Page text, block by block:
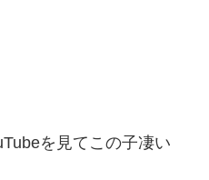
を見てこの子凄い